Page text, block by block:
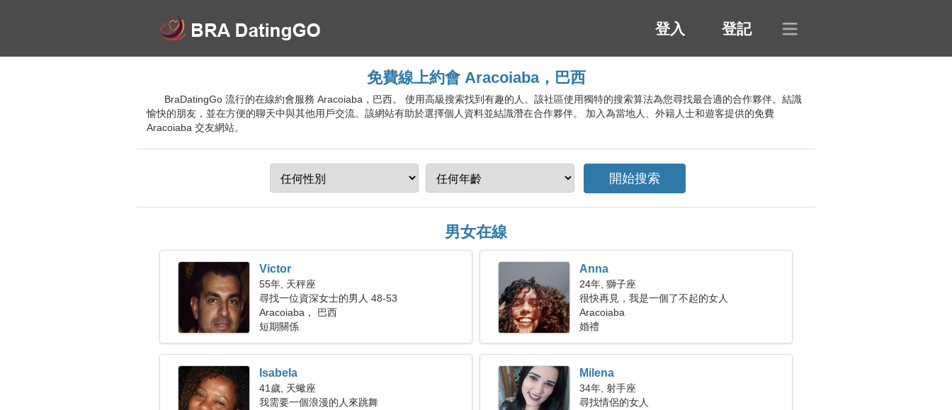
登入 登記
免費線上約會 Aracoiaba，巴西
BraDatingGo 流行的在線約會服務 Aracoiaba，巴西。 使用高級搜索找到有趣的人。該社區使用獨特的搜索算法為您尋找最合適的合作夥伴。結識
愉快的朋友，並在方便的聊天中與其他用戶交流。該網站有助於選擇個人資料並結識潛在合作夥伴。 加入為當地人、外籍人士和遊客提供的免費
Aracoiaba 交友網站。
男女在線
Victor
55年, 天秤座
尋找一位資深女士的男人 48-53
Aracoiaba， 巴西
短期關係
Anna
24年, 獅子座
很快再見，我是一個了不起的女人
Aracoiaba
婚禮
Isabela
41歲, 天蠍座
我需要一個浪漫的人來跳舞
Milena
34年, 射手座
尋找情侶的女人